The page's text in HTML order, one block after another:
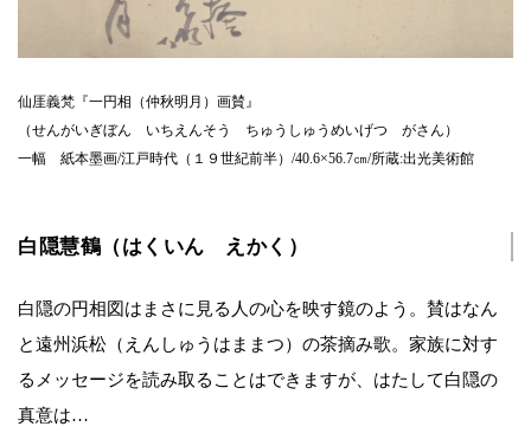
仙厓義梵『一円相（仲秋明月）画賛』
（せんがいぎぼん いちえんそう ちゅうしゅうめいげつ がさん）
一幅 紙本墨画/江戸時代（１９世紀前半）/40.6×56.7㎝/所蔵:出光美術館
白隠慧鶴（はくいん えかく）
白隠の円相図はまさに見る人の心を映す鏡のよう。賛はなん
と遠州浜松（えんしゅうはままつ）の茶摘み歌。家族に対す
るメッセージを読み取ることはできますが、はたして白隠の
真意は…